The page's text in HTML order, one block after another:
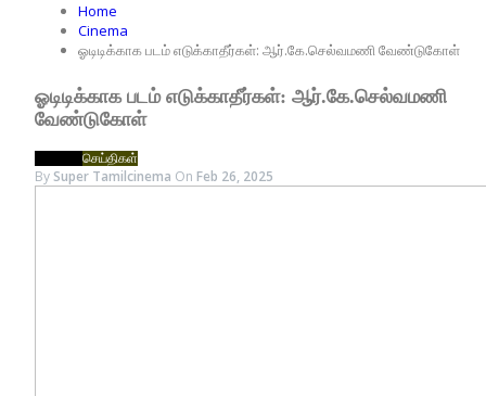
Home
Cinema
ஓடிடிக்காக படம் எடுக்காதீர்கள்: ஆர்.கே.செல்வமணி வேண்டுகோள்
ஓடிடிக்காக படம் எடுக்காதீர்கள்: ஆர்.கே.செல்வமணி
வேண்டுகோள்
செய்திகள்
By Super Tamilcinema On Feb 26, 2025